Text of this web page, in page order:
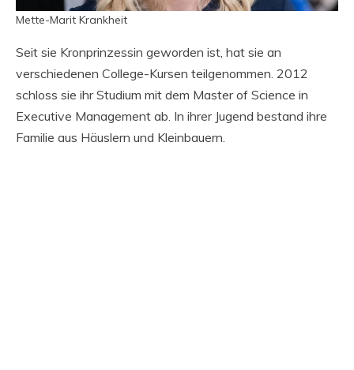
Mette-Marit Krankheit
Seit sie Kronprinzessin geworden ist, hat sie an
verschiedenen College-Kursen teilgenommen. 2012
schloss sie ihr Studium mit dem Master of Science in
Executive Management ab. In ihrer Jugend bestand ihre
Familie aus Häuslern und Kleinbauern.